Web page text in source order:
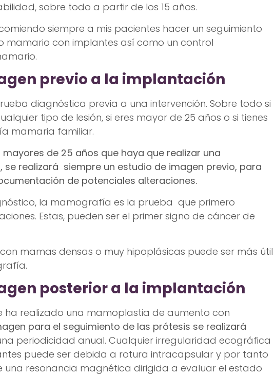
sobre todo a partir de los 15 años.
siempre a mis pacientes hacer un seguimiento
mamario con implantes así como un control
previo a la implantación
diagnóstica previa a una intervención. Sobre todo si
tipo de lesión, si eres mayor de 25 años o si tienes
mamaria familiar.
de 25 años que haya que realizar una
realizará siempre un estudio de imagen previo, para
de potenciales alteraciones.
la mamografía es la prueba que primero
Estas, pueden ser el primer signo de cáncer de
mamas densas o muy hipoplásicas puede ser más útil
posterior a la implantación
ha realizado una mamoplastia de aumento con
para el seguimiento de las prótesis se realizará
periodicidad anual. Cualquier irregularidad ecográfica
puede ser debida a rotura intracapsular y por tanto
una resonancia magnética dirigida a evaluar el estado